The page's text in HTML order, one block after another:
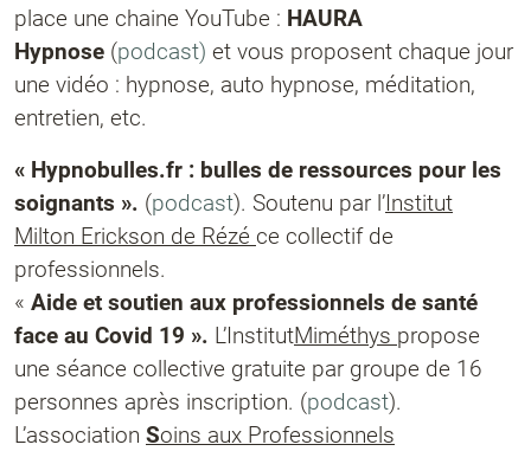
place une chaine YouTube : HAURA
Hypnose (podcast) et vous proposent chaque jour
une vidéo : hypnose, auto hypnose, méditation,
entretien, etc.
« Hypnobulles.fr : bulles de ressources pour les
soignants ». (podcast). Soutenu par l’Institut
Milton Erickson de Rézé ce collectif de
professionnels.
« Aide et soutien aux professionnels de santé
face au Covid 19 ». L’InstitutMiméthys propose
une séance collective gratuite par groupe de 16
personnes après inscription. (podcast).
L’association Soins aux Professionnels